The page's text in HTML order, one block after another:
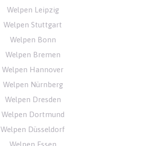
Welpen Leipzig
Welpen Stuttgart
Welpen Bonn
Welpen Bremen
Welpen Hannover
Welpen Nürnberg
Welpen Dresden
Welpen Dortmund
Welpen Düsseldorf